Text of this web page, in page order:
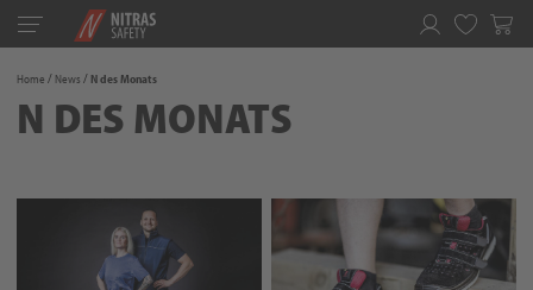
Toggle
navigation
Home News N des Monats
N DES MONATS